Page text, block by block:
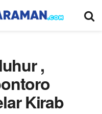
,
Kirab